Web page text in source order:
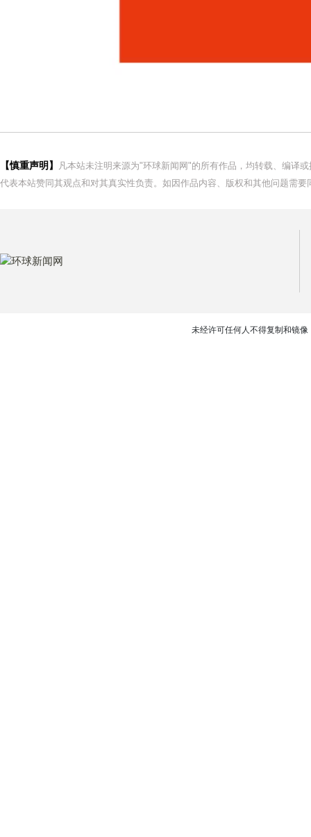
【慎重声明】
凡本站未注明来源为"环球新闻网"的所有作品，均转载、编译
代表本站赞同其观点和对其真实性负责。如因作品内容、版权和其他问题需
未经许可任何人不得复制和镜